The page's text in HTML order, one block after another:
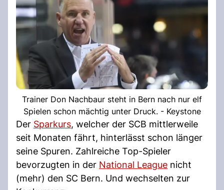
Trainer Don Nachbaur steht in Bern nach nur elf
Spielen schon mächtig unter Druck. - Keystone
Der Sparkurs, welcher der SCB mittlerweile
seit Monaten fährt, hinterlässt schon länger
seine Spuren. Zahlreiche Top-Spieler
bevorzugten in der National League nicht
(mehr) den SC Bern. Und wechselten zur